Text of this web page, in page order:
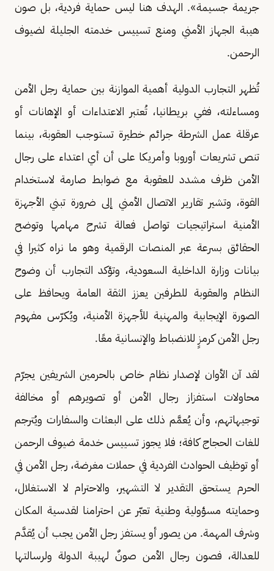
جريمة جسيمة». الهدف هنا ليس حماية فردية، بل صون
هيبة الجهاز الأمني ومنع تسييس خدمته الجليلة لضيوف
الرحمن.
تُظهر التجارب الدولية أهمية الموازنة بين حماية رجل الأمن
ومساءلته، ففي بريطانيا، تُعتبر الاعتداءات أو الإهانات أو
عرقلة عمل الشرطة جرائم خطيرة تستوجب العقوبة، بينما
تنص تشريعات أوروبا وأمريكا على أن أي اعتداء على رجال
الأمن ظرف مشدد للعقوبة مع ضوابط صارمة لاستخدام
القوة، وتشير تقارير الاتصال الأمني إلى ضرورة تبني الأجهزة
الأمنية استراتيجيات تواصل فعالة تشرح مهامها وتوضح
الحقائق بسرعة عبر المنصات الرقمية وهو ما نراه كثيرا في
بيانات وزارة الداخلية السعودية، وتؤكد التجارب أن وضوح
النظام والعقوبة للطرفين يعزز الثقة العامة ويحافظ على
الصورة الإيجابية والمهنية للأجهزة الأمنية، ويُكرّس مفهوم
رجل الأمن كرمزٍ للانضباط والإنسانية معًا.
لقد آن الأوان لإصدار نظام خاص بالحرمين الشريفين يجرّم
محاولات استفزاز رجال الأمن أو تصويرهم أو مخالفة
توجيهاتهم، وأن يُعمَّم ذلك على البعثات والسفارات ويُترجم
للغات الحجاج كافة؛ فلا يجوز تسييس خدمة ضيوف الرحمن
أو توظيف الحوادث الفردية في حملات مغرضة، رجل الأمن في
الحرم يستحق التقدير لا التشهير، والاحترام لا الاستغلال،
وحمايته مسؤولية وطنية تعبّر عن احترامنا لقدسية المكان
وشرف المهمة. من يصور أو يستفز رجل الأمن يجب أن يُقدَّم
للعدالة، فصون رجال الأمن صونٌ لهيبة الدولة ولرسالتها